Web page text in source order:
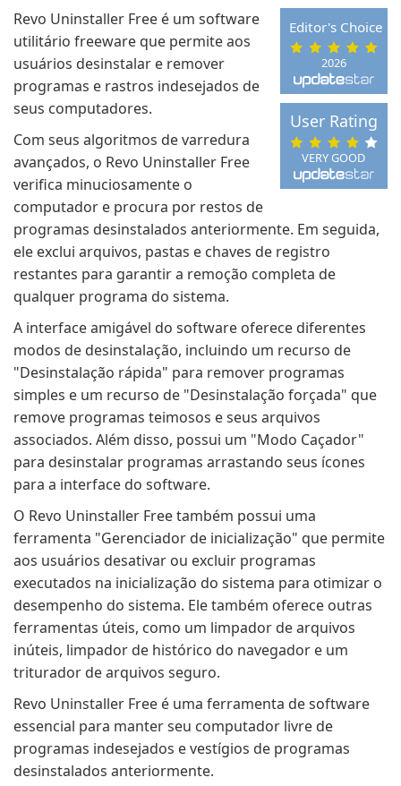
2026
Editor's Choice
VERY GOOD
User Rating
Revo Uninstaller Free é um software
utilitário freeware que permite aos
usuários desinstalar e remover
programas e rastros indesejados de
seus computadores.
Com seus algoritmos de varredura
avançados, o Revo Uninstaller Free
verifica minuciosamente o
computador e procura por restos de
programas desinstalados anteriormente. Em seguida,
ele exclui arquivos, pastas e chaves de registro
restantes para garantir a remoção completa de
qualquer programa do sistema.
A interface amigável do software oferece diferentes
modos de desinstalação, incluindo um recurso de
"Desinstalação rápida" para remover programas
simples e um recurso de "Desinstalação forçada" que
remove programas teimosos e seus arquivos
associados. Além disso, possui um "Modo Caçador"
para desinstalar programas arrastando seus ícones
para a interface do software.
O Revo Uninstaller Free também possui uma
ferramenta "Gerenciador de inicialização" que permite
aos usuários desativar ou excluir programas
executados na inicialização do sistema para otimizar o
desempenho do sistema. Ele também oferece outras
ferramentas úteis, como um limpador de arquivos
inúteis, limpador de histórico do navegador e um
triturador de arquivos seguro.
Revo Uninstaller Free é uma ferramenta de software
essencial para manter seu computador livre de
programas indesejados e vestígios de programas
desinstalados anteriormente.